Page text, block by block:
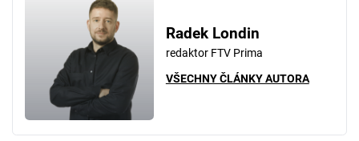
Radek Londin
redaktor FTV Prima
VŠECHNY ČLÁNKY AUTORA